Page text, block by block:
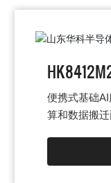
置，满足不
便携式基础
算和数据搬迁